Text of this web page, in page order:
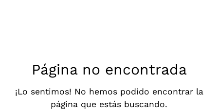
Página no encontrada
¡Lo sentimos! No hemos podido encontrar la
página que estás buscando.